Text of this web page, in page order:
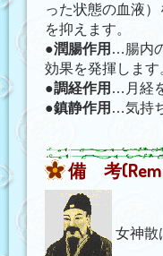
った状態の血液
を抑えます。
●潤腸作用 …腸内
効果を発揮します
●調経作用 …月経
●鎮静作用 …気持
備 考
女神散